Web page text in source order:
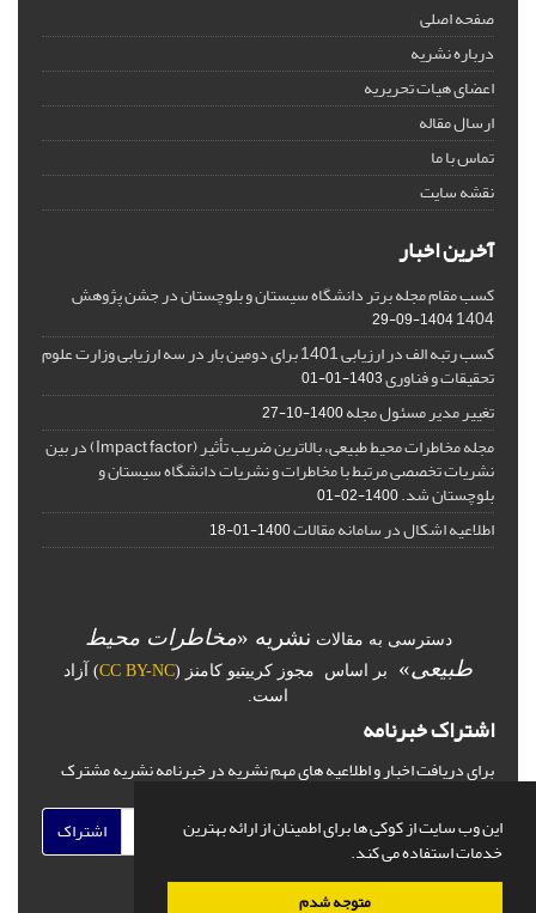
این وب سایت از کوکی ها برای اطمینان از ارائه بهترین
خدمات استفاده می کند.
متوجه شدم
صفحه اصلی
درباره نشریه
اعضای هیات تحریریه
ارسال مقاله
تماس با ما
نقشه سایت
آخرین اخبار
کسب مقام مجله برتر دانشگاه سیستان و بلوچستان در جشن پژوهش
1404
1404-09-29
کسب رتبه الف در ارزیابی 1401 برای دومین بار در سه ارزیابی وزارت علوم
تحقیقات و فناوری1403-01-01
تغییر مدیر مسئول مجله1400-10-27
مجله مخاطرات محیط طبیعی، بالاترین ضریب تأثیر (Impact factor) در بین
نشریات تخصصی مرتبط با مخاطرات و نشریات دانشگاه سیستان و
بلوچستان شد.1400-02-01
اطلاعیه اشکال در سامانه مقالات1400-01-18
دسترسی به مقالات نشریه «مخاطرات محیط
طبیعی» بر اساس مجوز کرییتیو کامنز (CC BY-NC) آزاد
است.
اشتراک خبرنامه
برای دریافت اخبار و اطلاعیه های مهم نشریه در خبرنامه نشریه مشترک
اشتراک